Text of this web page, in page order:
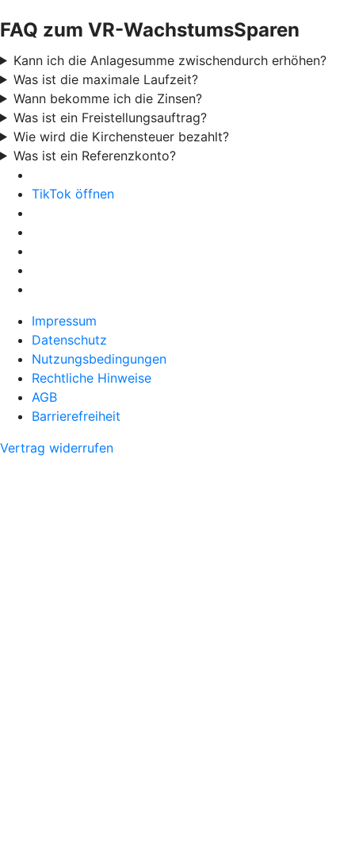
FAQ zum VR-WachstumsSparen
Kann ich die Anlagesumme zwischendurch erhöhen?
Was ist die maximale Laufzeit?
Wann bekomme ich die Zinsen?
Was ist ein Freistellungsauftrag?
Wie wird die Kirchensteuer bezahlt?
Was ist ein Referenzkonto?
TikTok öffnen
Impressum
Datenschutz
Nutzungsbedingungen
Rechtliche Hinweise
AGB
Barrierefreiheit
Vertrag widerrufen